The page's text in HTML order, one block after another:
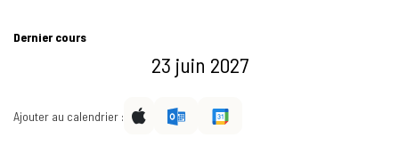
Dernier cours
23 juin 2027
Ajouter au calendrier :